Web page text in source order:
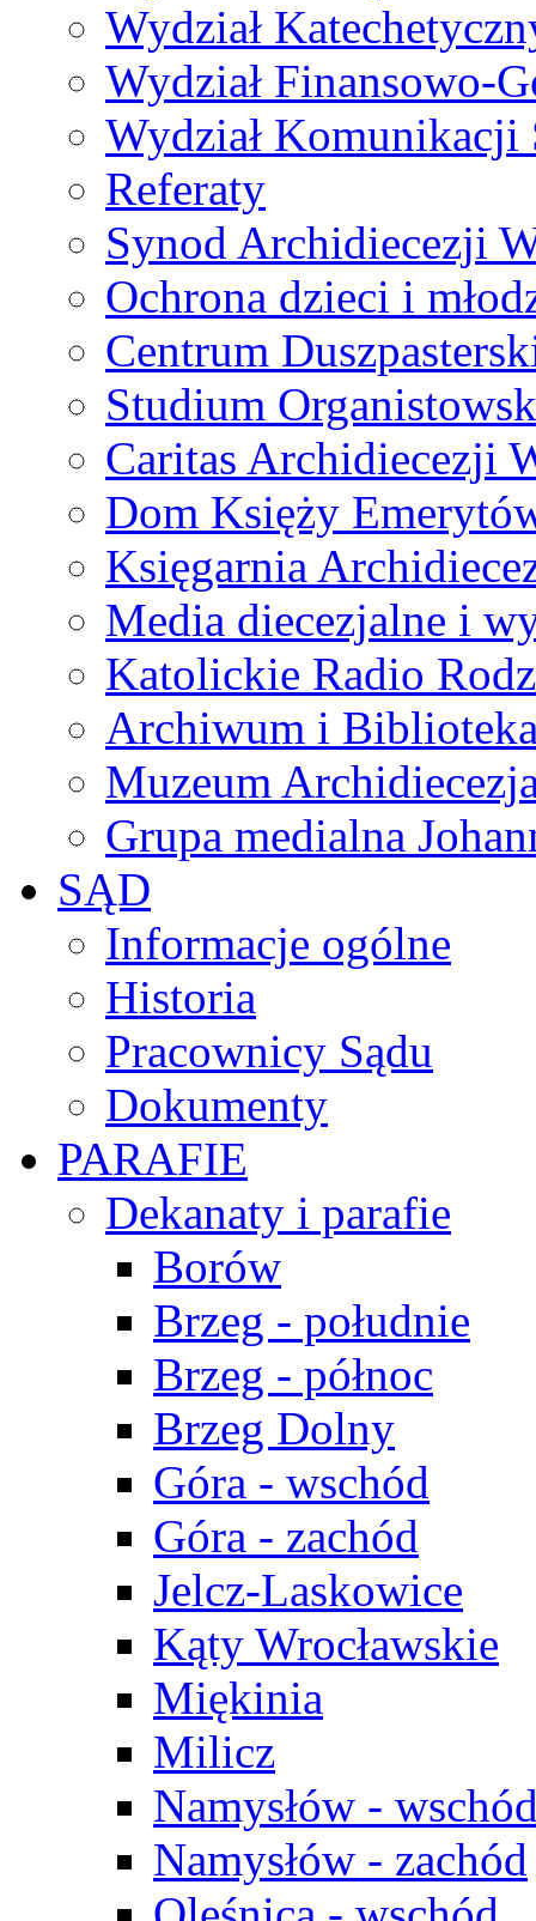
Wydział
Wydział Finansowo-
Wydział Komunikacji
Referaty
Synod Archidiecezji
Ochrona dzieci i
Centrum
Studium
Caritas Archidiecezji
Dom Księży
Księgarnia
Media diecezjalne i
Katolickie Radio
Archiwum i
Muzeum
Grupa medialna
SĄD
Informacje ogólne
Historia
Pracownicy Sądu
Dokumenty
PARAFIE
Dekanaty i parafie
Borów
Brzeg - południe
Brzeg - północ
Brzeg Dolny
Góra - wschód
Góra - zachód
Jelcz-Laskowice
Kąty Wrocławskie
Miękinia
Milicz
Namysłów -
Namysłów - zachód